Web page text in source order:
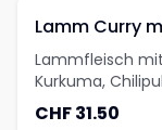
Lamm Curry
Lammfleisch
Kurkuma,
Ingwer und Salz
CHF 31.50